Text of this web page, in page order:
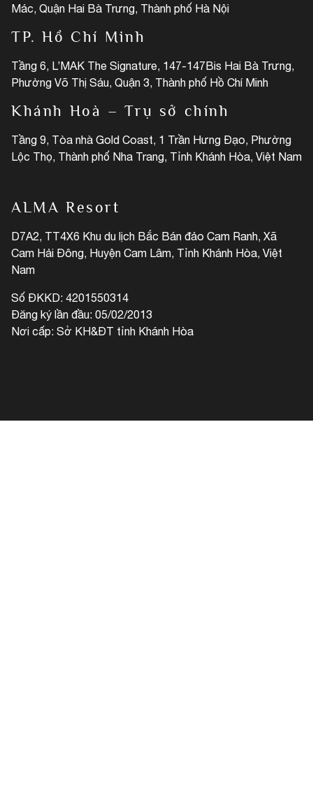
Mác, Quận Hai Bà Trưng, Thành phố Hà Nội
TP. Hồ Chí Minh
Tầng 6, L’MAK The Signature, 147-147Bis Hai Bà Trưng,
Phường Võ Thị Sáu, Quận 3, Thành phố Hồ Chí Minh
Khánh Hoà – Trụ sở chính
Tầng 9, Tòa nhà Gold Coast, 1 Trần Hưng Đạo, Phường
Lộc Thọ, Thành phố Nha Trang, Tỉnh Khánh Hòa, Việt Nam
ALMA Resort
D7A2, TT4X6 Khu du lịch Bắc Bán đảo Cam Ranh, Xã
Cam Hải Đông, Huyện Cam Lâm, Tỉnh Khánh Hòa, Việt
Nam
Số ĐKKD: 4201550314
Đăng ký lần đầu: 05/02/2013
Nơi cấp: Sở KH&ĐT tỉnh Khánh Hòa